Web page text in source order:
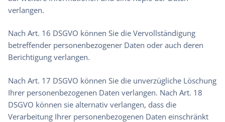
verlangen.
Nach Art. 16 DSGVO können Sie die Vervollständigung
betreffender personenbezogener Daten oder auch deren
Berichtigung verlangen.
Nach Art. 17 DSGVO können Sie die unverzügliche Löschung
Ihrer personenbezogenen Daten verlangen. Nach Art. 18
DSGVO können sie alternativ verlangen, dass die
Verarbeitung Ihrer personenbezogenen Daten einschränkt